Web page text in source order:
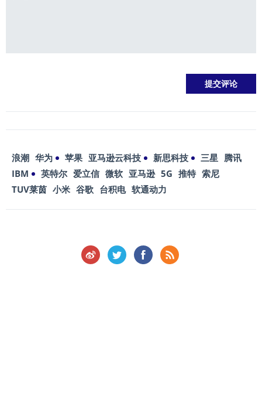
浪潮 华为 苹果 亚马逊云科技 新思科技 三星 腾讯
IBM
英特尔 爱立信 微软 亚马逊 5G 推特 索尼
TUV莱茵 小米 谷歌 台积电 软通动力